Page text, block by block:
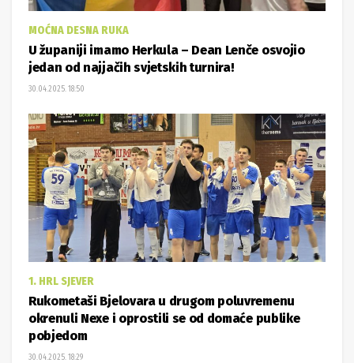
MOĆNA DESNA RUKA
U županiji imamo Herkula – Dean Lenče osvojio
jedan od najjačih svjetskih turnira!
30.04.2025. 18:50
1. HRL SJEVER
Rukometaši Bjelovara u drugom poluvremenu
okrenuli Nexe i oprostili se od domaće publike
pobjedom
30.04.2025. 18:29